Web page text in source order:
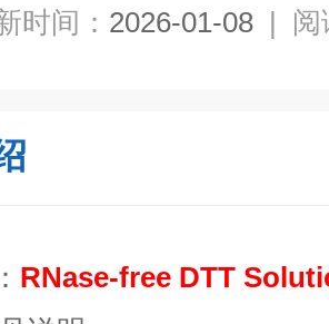
时间： 2026-01-08 | 阅
RNase-free DTT